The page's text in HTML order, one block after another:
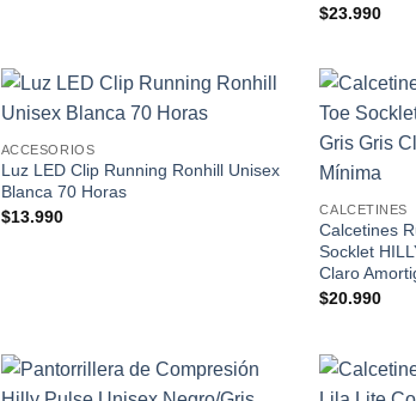
$23.990
ACCESORIOS
Luz LED Clip Running Ronhill Unisex
Blanca 70 Horas
$13.990 CALCETINES
Calcetines
Socklet
Claro
$20.990